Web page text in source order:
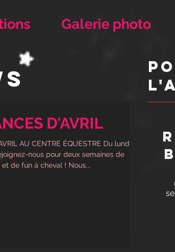
Galerie photo
D'AVRIL
AU CENTRE ÉQUESTRE Du lundi au
nous pour deux semaines de
de fun à cheval ! Nous...